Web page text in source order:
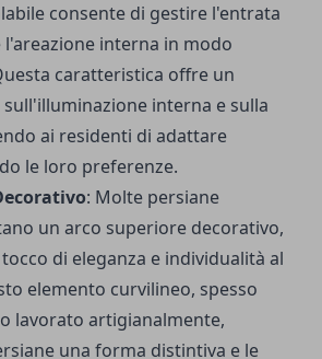
consente di gestire l'entrata
l'areazione interna in modo
caratteristica offre un
interna e sulla
ai residenti di adattare
le loro preferenze.
: Molte persiane
un arco superiore decorativo,
di eleganza e individualità al
elemento curvilineo, spesso
lavorato artigianalmente,
una forma distintiva e le